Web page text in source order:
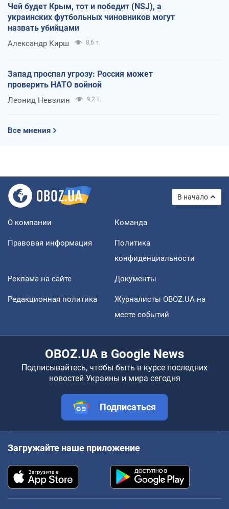
Чей будет Крым, тот и победит (NSJ), а
украинских футбольных чиновников могут
назвать убийцами
Александр Кирш 8,6 т.
Запад проспал угрозу: Россия может
проверить НАТО войной
Леонид Невзлин 9,2 т.
Все мнения
В начало
О компании Команда
Правовая информация
Политика
конфиденциальности
Реклама на сайте Документы
Редакционная политика
Журналисты OBOZ.UA на
месте событий
OBOZ.UA в Google News
Подписывайтесь, чтобы быть в курсе последних
новостей Украины и мира сегодня
Подписаться
Загружайте наше приложение